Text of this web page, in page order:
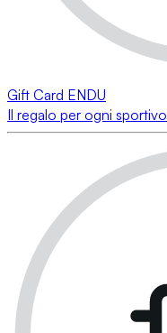
Gift Card ENDU
Il regalo per ogni sportivo